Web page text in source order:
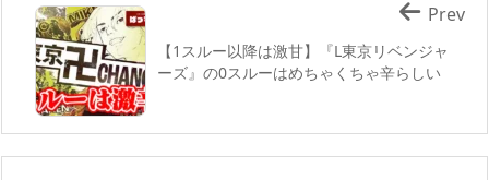
【1スルー以降は激甘】『L東京リベンジャ
ーズ』の0スルーはめちゃくちゃ辛らしい
Prev